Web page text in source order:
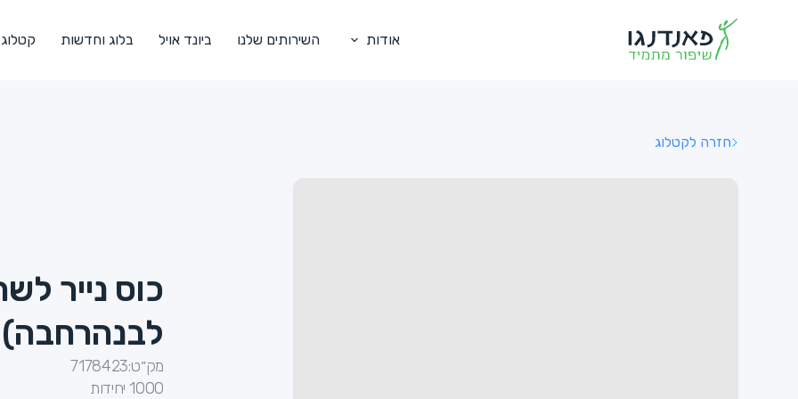
אודות השירותים שלנו ביונד אויל בלוג וחדשות קטלוג
חזרה לקטלוג
מק״ט:7178423
1000 יחידות